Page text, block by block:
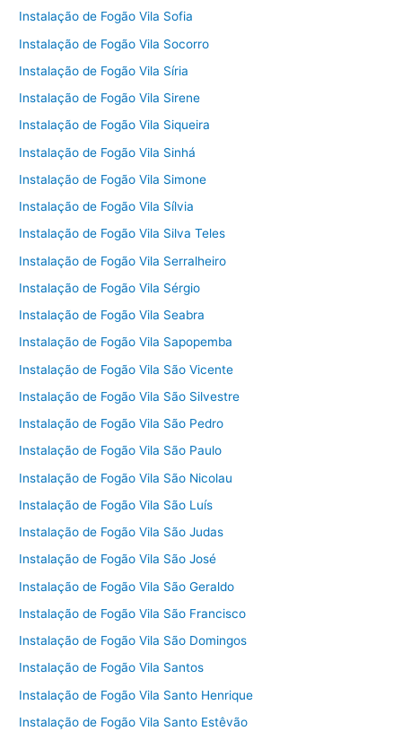
Instalação de Fogão Vila Sofia
Instalação de Fogão Vila Socorro
Instalação de Fogão Vila Síria
Instalação de Fogão Vila Sirene
Instalação de Fogão Vila Siqueira
Instalação de Fogão Vila Sinhá
Instalação de Fogão Vila Simone
Instalação de Fogão Vila Sílvia
Instalação de Fogão Vila Silva Teles
Instalação de Fogão Vila Serralheiro
Instalação de Fogão Vila Sérgio
Instalação de Fogão Vila Seabra
Instalação de Fogão Vila Sapopemba
Instalação de Fogão Vila São Vicente
Instalação de Fogão Vila São Silvestre
Instalação de Fogão Vila São Pedro
Instalação de Fogão Vila São Paulo
Instalação de Fogão Vila São Nicolau
Instalação de Fogão Vila São Luís
Instalação de Fogão Vila São Judas
Instalação de Fogão Vila São José
Instalação de Fogão Vila São Geraldo
Instalação de Fogão Vila São Francisco
Instalação de Fogão Vila São Domingos
Instalação de Fogão Vila Santos
Instalação de Fogão Vila Santo Henrique
Instalação de Fogão Vila Santo Estêvão